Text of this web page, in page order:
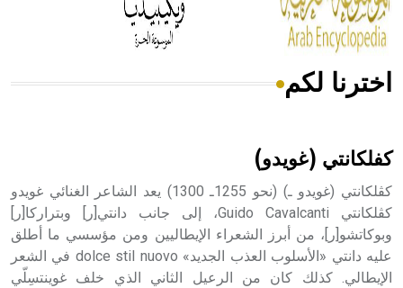
أجود أنواعه، ويمتاز بكبر الحجم ويسمى الش
هل تعلم أن الأبسيد كلمة فرنسية اللفظ تم اعتمادها مصطلحاً
- هل تعلم أن أبجر Abgar اسم معروف جيداً يعود إلى عدد من
الملوك الذين حكموا مدينة إديسا (الرها) من أبجر الأول وحتى
التاسع، وهم ينتسبون إلى أسرة أوسروين
اخترنا لكم
كفلكانتي (غويدو)
كڤلكانتي (غويدو ـ) (نحو 1255ـ 1300) يعد الشاعر الغنائي غويدو
كڤلكانتي Guido Cavalcanti، إلى جانب دانتي[ر] وبتراركا[ر]
وبوكاتشو[ر]، من أبرز الشعراء الإيطاليين ومن مؤسسي ما أطلق
عليه دانتي «الأسلوب العذب الجديد» dolce stil nuovo في الشعر
الإيطالي. كذلك كان من الرعيل الثاني الذي خلف غوينتسِلّي